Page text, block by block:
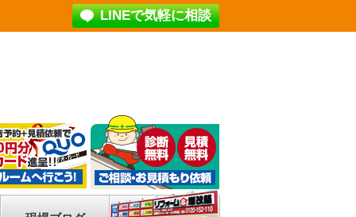
LINEで気軽に相談